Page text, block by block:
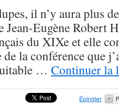
il n’y aura plus
Jean-Eugène Robert
du XIXe et elle
la conférence que
… Continuer la
Épingler